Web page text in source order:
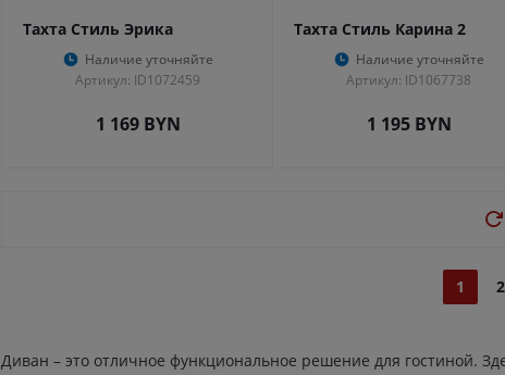
Тахта Стиль Эрика
Наличие уточняйте
Артикул: ID1072459
1 169BYN
Тахта Стиль Карина 2
Наличие уточняйте
Артикул: ID1067738
1 195BYN
1 2
Диван – это отличное функциональное решение для гостиной.